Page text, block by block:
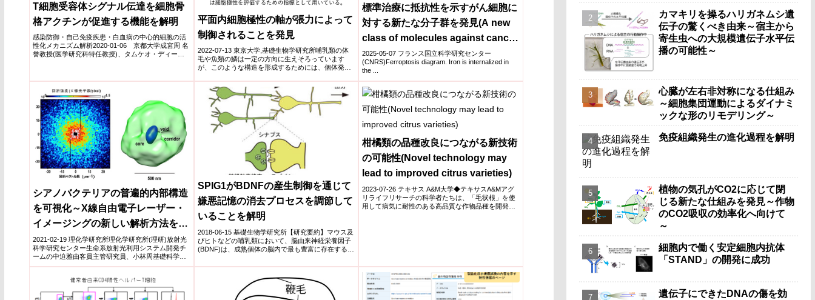
T細胞受容体シグナル伝達を細胞骨
格アクチンが促進する機能を解明
感染防御・自己免疫疾患・白血病の中心的細胞の活
性化メカニズム解析2020-01-06 京都大学成宮周 名
誉教授(医学研究科特任教授)、タムケオ・ディーン
平面内細胞極性の軸が張力によって
制御されることを発見
2022-07-13 東京大学,基礎生物学研究所哺乳類の体
毛や魚類の鱗は一定の方向に生えそろっています
が、このような構造を形成するためには、個体発生
標準治療に抵抗性を示すがん細胞に
対する新たな分子群を発見(A new
class of molecules against cancer
cells refractory to standard
treatments)
2025-05-07 フランス国立科学研究センター
(CNRS)Ferroptosis diagram. Iron is internalized in
the ...
シアノバクテリアの普遍的内部構造
を可視化～X線自由電子レーザー・
イメージングの新しい解析方法を開
拓～
2021-02-19 理化学研究所理化学研究所(理研)放射光
科学研究センター生命系放射光利用システム開発チ
ームの中迫雅由客員主管研究員、小林周基礎科学特
別研究員...
SPIG1がBDNFの産生制御を通じて
嫌悪記憶の消去プロセスを調節して
いることを解明
2018-06-15 基礎生物学研究所【研究要約】マウス及
びヒトなどの哺乳類において、脳由来神経栄養因子
(BDNF)は、成熟個体の脳内で最も豊富に存在する神
柑橘類の品種改良につながる新技術
の可能性(Novel technology may
lead to improved citrus varieties)
2023-07-26 テキサス A&M大学◆テキサスA&Mアグ
リライフリサーチの科学者たちは、「毛状根」を使
用して病気に耐性のある高品質な作物品種を開発す
カマキリを操るハリガネムシ遺
伝子の驚くべき由来～宿主から
寄生虫への大規模遺伝子水平伝
播の可能性～
心臓が左右非対称になる仕組み
～細胞集団運動によるダイナミ
ックな形のリモデリング～
免疫組織発生の進化過程を解明
植物の気孔がCO2に応じて閉
じる新たな仕組みを発見～作物
のCO2吸収の効率化へ向けて
～
細胞内で働く安定細胞内抗体
「STAND」の開発に成功
遺伝子にできたDNAの傷を効